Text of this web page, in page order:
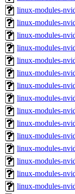
linux-modules-
linux-modules-
linux-modules-
linux-modules-
linux-modules-
linux-modules-
linux-modules-
linux-modules-
linux-modules-
linux-modules-
linux-modules-
linux-modules-
linux-modules-
linux-modules-
linux-modules-